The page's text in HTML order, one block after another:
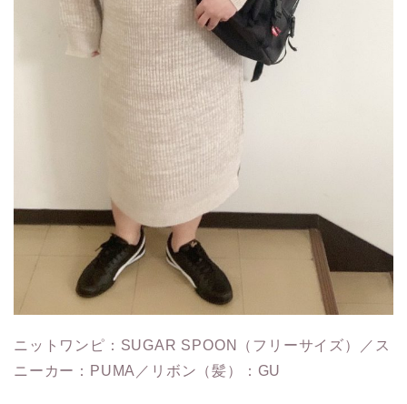
ニットワンピ：SUGAR SPOON（フリーサイズ）／ス
ニーカー：PUMA／リボン（髪）：GU